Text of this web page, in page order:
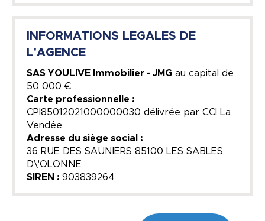
INFORMATIONS LEGALES DE
L'AGENCE
SAS YOULIVE Immobilier - JMG au capital de
50 000 €
Carte professionnelle :
CPI85012021000000030 délivrée par CCI La
Vendée
Adresse du siège social :
36 RUE DES SAUNIERS 85100 LES SABLES
D\'OLONNE
SIREN : 903839264